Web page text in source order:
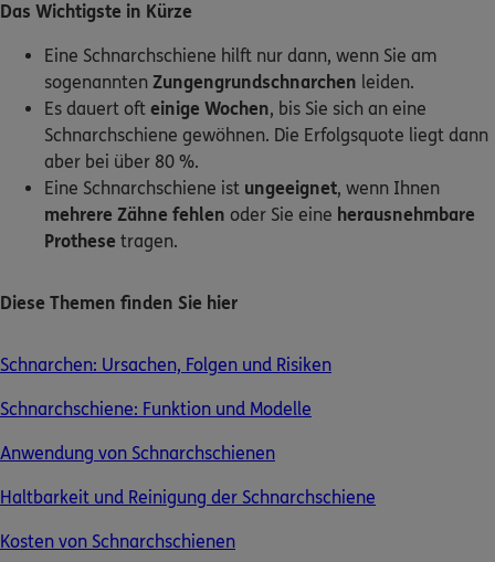
Kontakt
Meine Versicherungen
Sehen Sie auf einen Blick Ihre Versicherungen bei ERGO,
dem ERGO Rechtsschutz und der DKV.
Zum Kundenportal
Schaden- oder Leistungsfall melden
Das Wichtigste in Kürze
Eine Schnarchschiene hilft nur dann, wenn Sie am
sogenannten Zungengrundschnarchen leiden.
Es dauert oft einige Wochen, bis Sie sich an eine
Schnarchschiene gewöhnen. Die Erfolgsquote liegt dann
aber bei über 80 %.
Eine Schnarchschiene ist ungeeignet, wenn Ihnen
mehrere Zähne fehlen oder Sie eine herausnehmbare
Prothese tragen.
Diese Themen finden Sie hier
Schnarchen: Ursachen, Folgen und Risiken
Schnarchschiene: Funktion und Modelle
Anwendung von Schnarchschienen
Haltbarkeit und Reinigung der Schnarchschiene
Kosten von Schnarchschienen